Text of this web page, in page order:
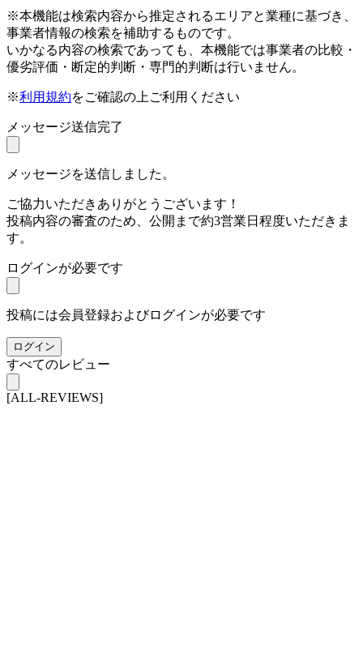
※本機能は検索内容から推定されるエリアと業種に基づき、
事業者情報の検索を補助するものです。
いかなる内容の検索であっても、本機能では事業者の比較・
優劣評価・断定的判断・専門的判断は行いません。
※利用規約をご確認の上ご利用ください
メッセージ送信完了
メッセージを送信しました。
ご協力いただきありがとうございます！
投稿内容の審査のため、公開まで約3営業日程度いただきま
す。
ログインが必要です
投稿には会員登録およびログインが必要です
ログイン
すべてのレビュー
[ALL-REVIEWS]